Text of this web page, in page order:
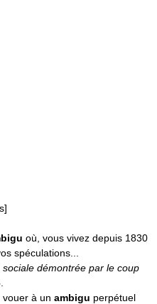
où, vous vivez depuis 1830
spéculations...
démontrée par le coup
à un ambigu perpétuel